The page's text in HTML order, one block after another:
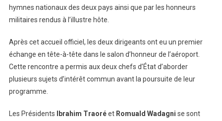
hymnes nationaux des deux pays ainsi que par les honneurs
militaires rendus à l’illustre hôte.
Après cet accueil officiel, les deux dirigeants ont eu un premier
échange en tête-à-tête dans le salon d’honneur de l’aéroport.
Cette rencontre a permis aux deux chefs d’État d’aborder
plusieurs sujets d’intérêt commun avant la poursuite de leur
programme.
Les Présidents Ibrahim Traoréet Romuald Wadagni se sont